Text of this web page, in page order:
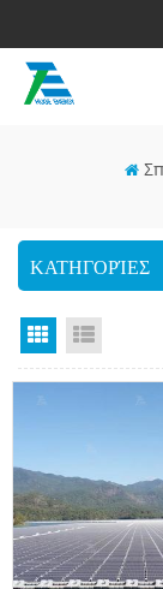
ΚΑΤΗΓΟΡΊΕΣ
Προβολή